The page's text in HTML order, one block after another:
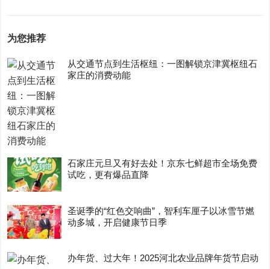
为您推荐
从交通节点到生活枢纽：一图解锁京津冀枢纽石
家庄的消费动能
石家庄元旦又有好去处！京东七鲜超市全场免费
试吃，更有爆品直降
圣诞季的“红色交响曲”，智利车厘子以冰雪节燃
动多城，开启健康节日季
办年货、过大年！2025河北农业品牌年货节启动